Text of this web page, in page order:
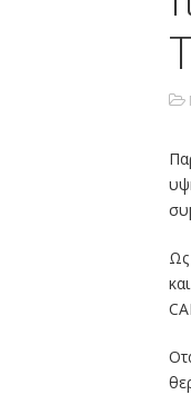
Ως